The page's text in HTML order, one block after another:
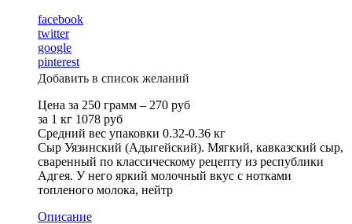
facebook
twitter
google
pinterest
Добавить в список желаний
Цена за 250 грамм – 270 руб
за 1 кг 1078 руб
Средний вес упаковки 0.32-0.36 кг
Сыр Уязинский (Адыгейский). Мягкий, кавказский сыр,
сваренный по классическому рецепту из республики
Адгея. У него яркий молочный вкус с нотками
топленого молока, нейтр
Описание